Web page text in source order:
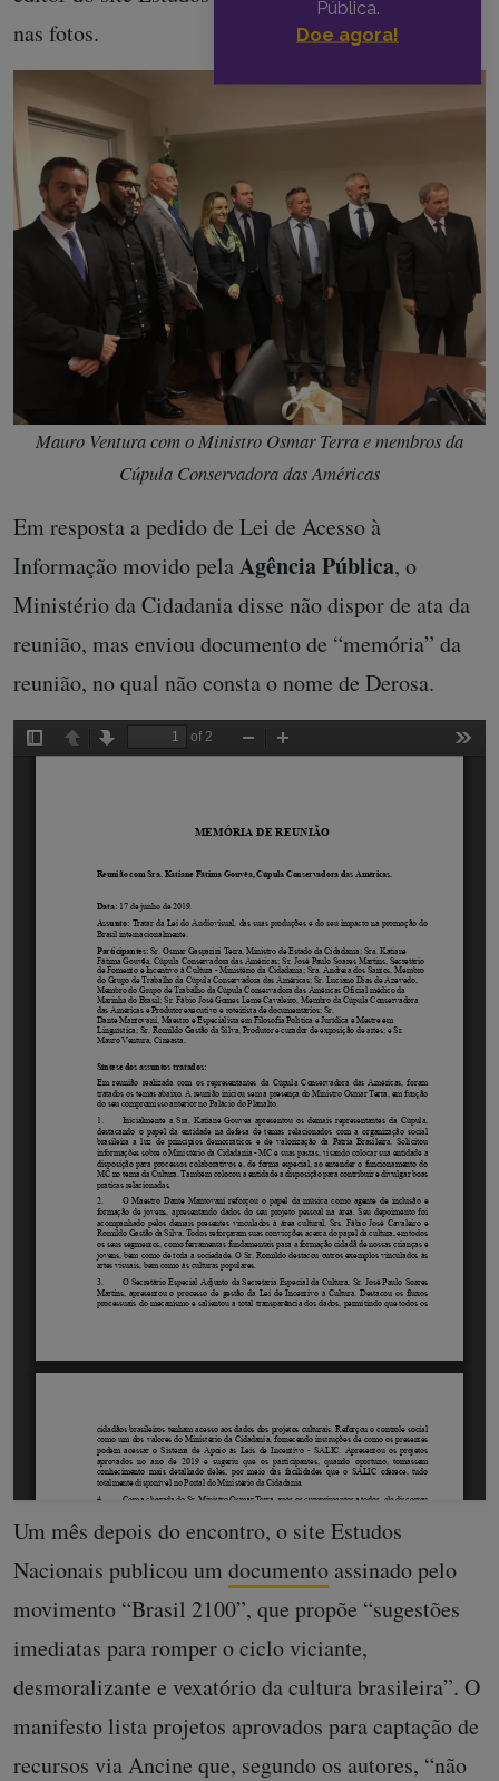
nas fotos.
Mauro Ventura com o Ministro Osmar Terra e membros da
Cúpula Conservadora das Américas
Em resposta a pedido de Lei de Acesso à
Informação movido pelaAgênciaPública, o
Ministério da Cidadania disse não dispor de ata da
reunião, mas enviou documento de “memória” da
reunião, no qual não consta o nome de Derosa.
Um mês depois do encontro, o site Estudos
Nacionais publicou um documento assinado pelo
movimento “Brasil 2100”, que propõe “sugestões
imediatas para romper o ciclo viciante,
desmoralizante e vexatório da cultura brasileira”. O
manifesto lista projetos aprovados para captação de
recursos via Ancine que, segundo os autores, “não
Pública.
Doe agora!